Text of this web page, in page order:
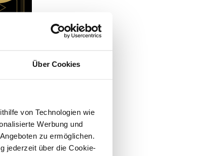
Über Cookies
von Technologien wie
Werbung und
zu ermöglichen.
jederzeit über die Cookie-